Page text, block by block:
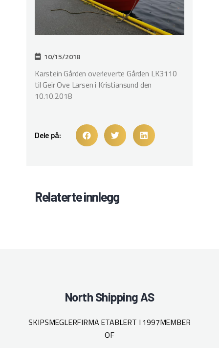
10/15/2018
Karstein Gården overleverte Gården LK3110
til Geir Ove Larsen i Kristiansund den
10.10.2018
Dele på:
Relaterte innlegg
North Shipping AS
SKIPSMEGLERFIRMA ETABLERT I 1997MEMBER
OF